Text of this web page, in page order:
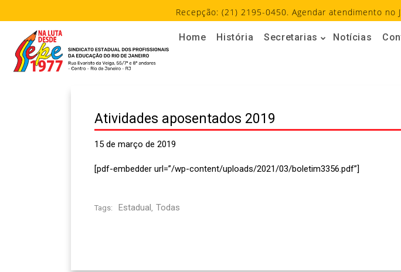
Recepção: (21) 2195-0450. Agendar atendimento
Home História Secretarias Notícias
Atividades aposentados 2019
15 de março de 2019
[pdf-embedder url=”/wp-content/uploads/2021/03/boletim3356.pdf”]
Tags: Estadual, Todas